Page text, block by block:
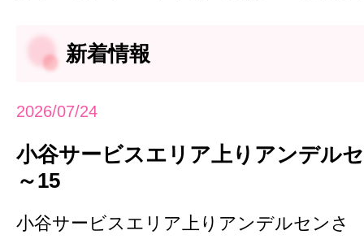
新着情報
2026/07/24
小谷サービスエリア上りアンデル
～15
小谷サービスエリア上りアンデルセンさ